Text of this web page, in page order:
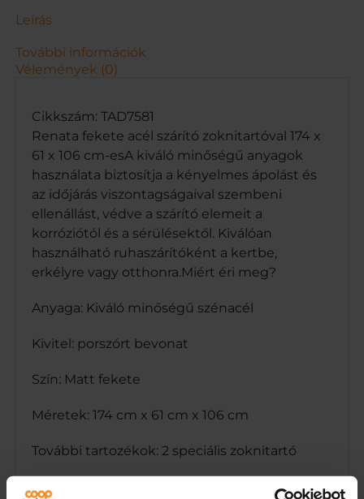
ó
v
a
–
8
m
é
t
e
m
e
n
y
s
Leírás
További információk
Vélemények (0)
Cikkszám: TAD7581
Renata fekete acél szárító zoknitartóval 174 x
61 x 106 cm-esA kiváló minőségű anyagok
használata biztosítja a kényelmes ápolást és
az időjárás viszontagságaival szembeni
ellenállást, védve a szárító elemeit a
korróziótól és a sérülésektől. Kiválóan
használható ruhaszárítóként a kertbe,
erkélyre vagy otthonra.Miért éri meg?
Anyaga: Kiváló minőségű szénacél
Kivitel: porszórt bevonat
Szín: Matt fekete
Méretek: 174 cm x 61 cm x 106 cm
További tartozékok: 2 speciális zoknitartó
Függő terület: 18m